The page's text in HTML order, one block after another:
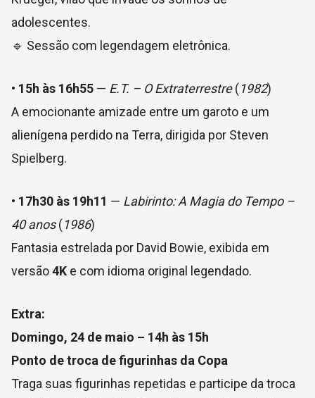
adolescentes.
🔹 Sessão com legendagem eletrônica.
• 15h às 16h55 — E.T. – O Extraterrestre(1982)
A emocionante amizade entre um garoto e um
alienígena perdido na Terra, dirigida por Steven
Spielberg.
• 17h30 às 19h11 — Labirinto: A Magia do Tempo –
40 anos(1986)
Fantasia estrelada por David Bowie, exibida em
versão4K e com idioma original legendado.
Extra:
Domingo, 24 de maio – 14h às 15h
Ponto de troca de figurinhas da Copa
Traga suas figurinhas repetidas e participe da troca